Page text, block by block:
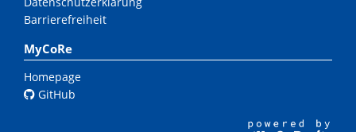
Barrierefreiheit
MyCoRe
Homepage
GitHub